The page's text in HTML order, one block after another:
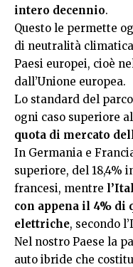
intero decennio.
Questo le permette
di neutralità
Paesi europei, cioè
dall’Unione europea.
Lo standard del
ogni caso superiore
quota di mercato
In Germania e
superiore, del 18,4%
francesi, mentre
con appena il 4% di
elettriche, secondo
Nel nostro Paese la
auto ibride che